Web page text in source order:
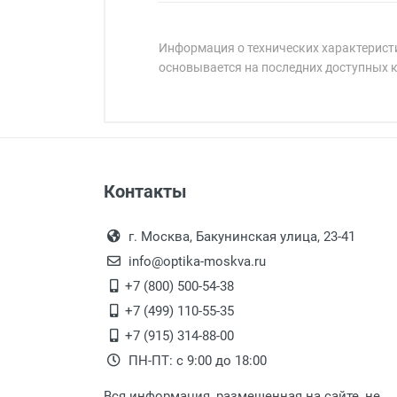
Информация о технических
основывается на последних доступных
Перечисление средств на
Перевод денег на карту Сбербанка.
Выдаем товар в рабочие
После того, как заказ
Для получения товара при
Заказ необходимо
дополнительных расходов за
Доставка по Москве
Доставляем товар по
Контакты
г. Москва, Бакунинская улица, 23-41
info@optika-moskva.ru
+7 (800) 500-54-38
+7 (499) 110-55-35
+7 (915) 314-88-00
ПН-ПТ: с 9:00 до 18:00